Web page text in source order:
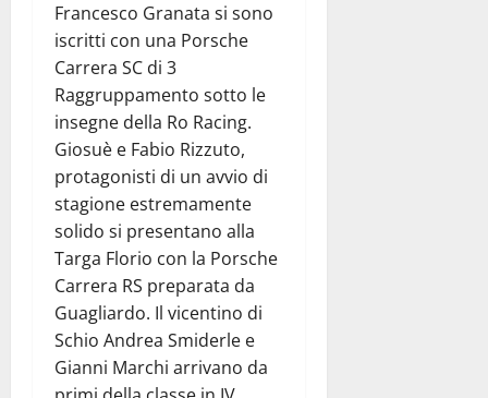
Francesco Granata si sono
iscritti con una Porsche
Carrera SC di 3
Raggruppamento sotto le
insegne della Ro Racing.
Giosuè e Fabio Rizzuto,
protagonisti di un avvio di
stagione estremamente
solido si presentano alla
Targa Florio con la Porsche
Carrera RS preparata da
Guagliardo. Il vicentino di
Schio Andrea Smiderle e
Gianni Marchi arrivano da